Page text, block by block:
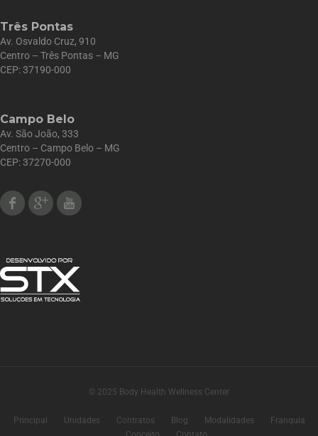
Três Pontas
Av. Osvaldo Cruz, 910
Centro – Três Pontas – MG
CEP: 37190-000
Campo Belo
Av. São João, 333
Centro – Campo Belo – MG
CEP: 37270-000
FacebookGoogle Plus
© 2025 Body Health Wellness Center
Principal Unidades Contratos Blog Modalidades
Franquia